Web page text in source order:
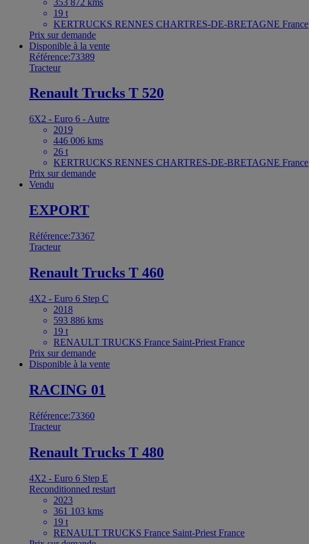
19 t
KERTRUCKS RENNES CHARTRES-DE-BRETAGNE France
Prix sur demande
Disponible à la vente
Référence:73389
Tracteur
Renault Trucks T 520
6X2 - Euro 6 - Autre
2019
446 006 kms
26 t
KERTRUCKS RENNES CHARTRES-DE-BRETAGNE France
Prix sur demande
Vendu
EXPORT
Référence:73367
Tracteur
Renault Trucks T 460
4X2 - Euro 6 Step C
2018
593 886 kms
19 t
RENAULT TRUCKS France Saint-Priest France
Prix sur demande
Disponible à la vente
RACING 01
Référence:73360
Tracteur
Renault Trucks T 480
4X2 - Euro 6 Step E
Reconditionned restart
2023
361 103 kms
19 t
RENAULT TRUCKS France Saint-Priest France